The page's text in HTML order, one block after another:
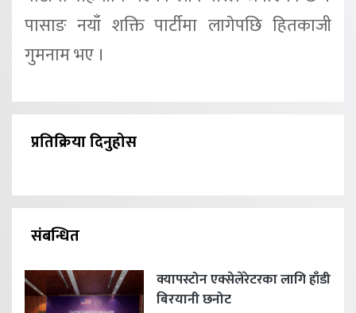
पासाङ नयाँ शक्ति पार्टीमा लागेपछि हितकाजी
गुमनाम भए ।
प्रतिक्रिया दिनुहोस
संबन्धित
क्यापस्टोन एक्सेलेरेटरका लागि हाँडी
बिरयानी छनोट